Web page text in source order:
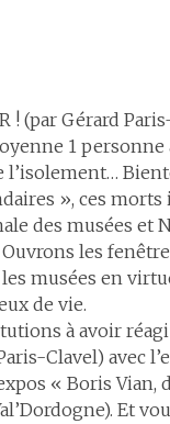
! (par Gérard
1
l’isolement…
», ces morts
des musées et
les
musées en
de vie.
à avoir
Clavel) avec
« Boris Vian,
Et